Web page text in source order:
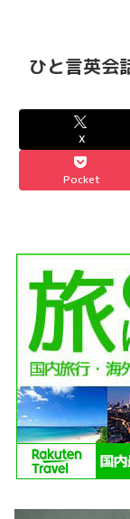
ひと言英会
X
Pocket